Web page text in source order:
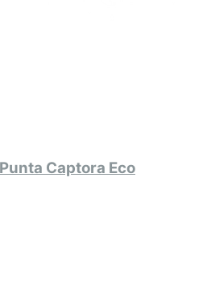
Captora Eco